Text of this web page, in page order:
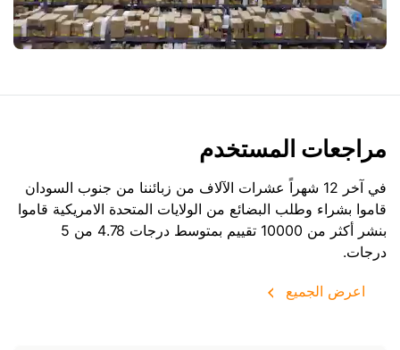
مراجعات المستخدم
في آخر 12 شهراً عشرات الآلاف من زبائننا من جنوب السودان
قاموا بشراء وطلب البضائع من الولايات المتحدة الامريكية قاموا
بنشر أكثر من 10000 تقييم بمتوسط درجات 4.78 من 5
درجات.
اعرض الجميع